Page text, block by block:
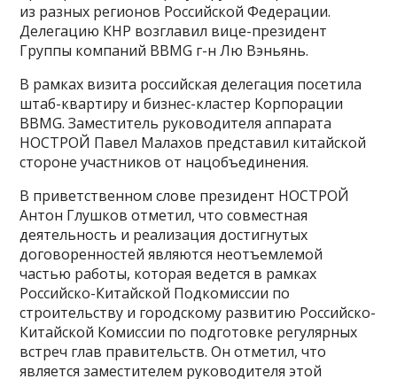
из разных регионов Российской Федерации.
Делегацию КНР возглавил вице-президент
Группы компаний BBMG г-н Лю Вэньянь.
В рамках визита российская делегация посетила
штаб-квартиру и бизнес-кластер Корпорации
BBMG. Заместитель руководителя аппарата
НОСТРОЙ Павел Малахов представил китайской
стороне участников от нацобъединения.
В приветственном слове президент НОСТРОЙ
Антон Глушков отметил, что совместная
деятельность и реализация достигнутых
договоренностей являются неотъемлемой
частью работы, которая ведется в рамках
Российско-Китайской Подкомиссии по
строительству и городскому развитию Российско-
Китайской Комиссии по подготовке регулярных
встреч глав правительств. Он отметил, что
является заместителем руководителя этой